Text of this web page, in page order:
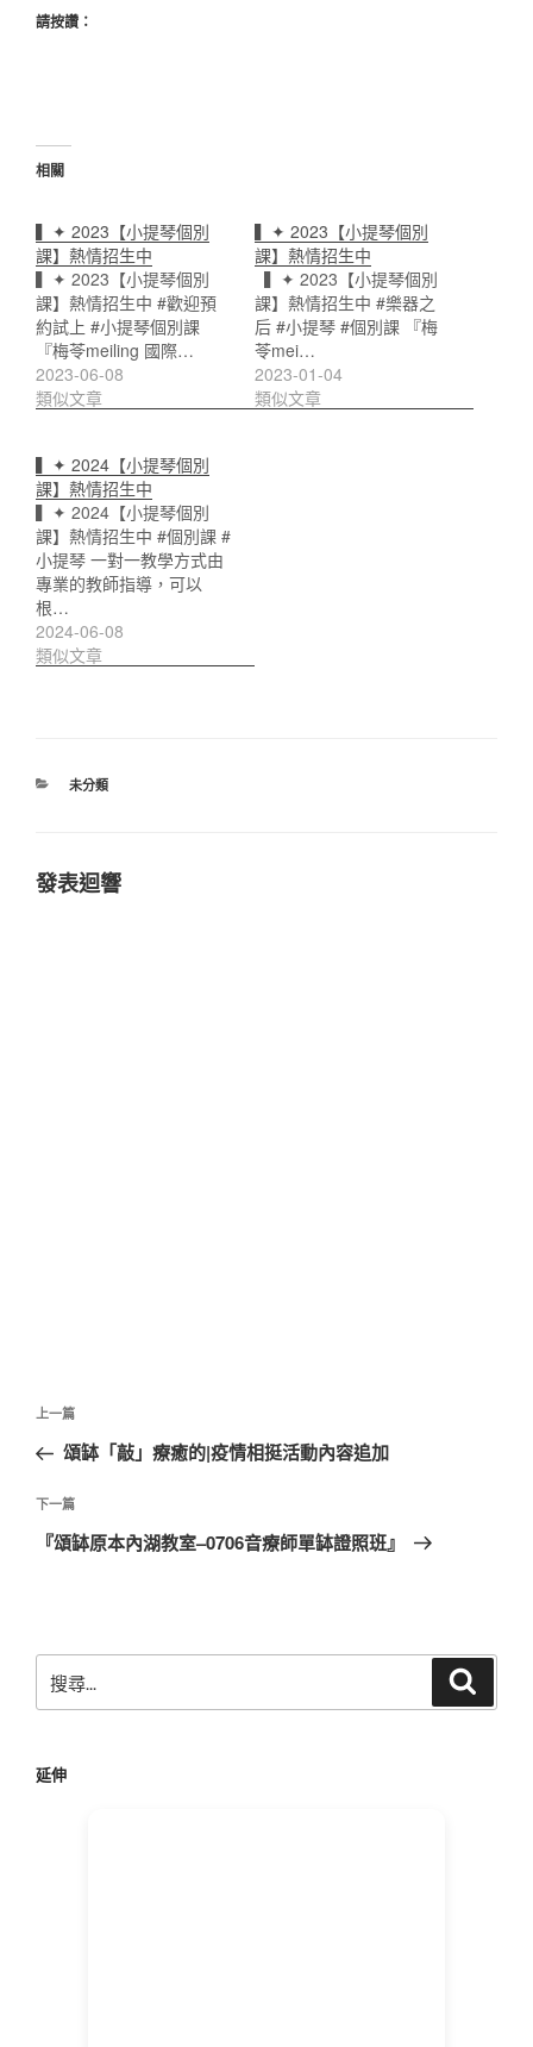
請按讚：
相關
▍✦ 2023【小提琴個別
課】熱情招生中
▍✦ 2023【小提琴個別
課】熱情招生中 #歡迎預
約試上 #小提琴個別課
『梅苓meiling 國際…
2023-06-08
類似文章
▍✦ 2023【小提琴個別
課】熱情招生中
▍✦ 2023【小提琴個別
課】熱情招生中 #樂器之
后 #小提琴 #個別課 『梅
苓mei…
2023-01-04
類似文章
▍✦ 2024【小提琴個別
課】熱情招生中
▍✦ 2024【小提琴個別
課】熱情招生中 #個別課 #
小提琴 一對一教學方式由
專業的教師指導，可以
根…
2024-06-08
類似文章
分
未分類
發表迴響
文
導
覽
上
一
文
章
上一篇
頌缽「敲」療癒的|疫情相挺活動內容追加
下
一
下一篇
『頌缽原本內湖教室–0706音療師單缽證照班』
尋
字:
延伸